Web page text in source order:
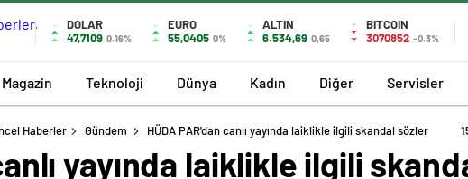
DOLAR
47,7109 0.16%
EURO
55,0405 0%
ALTIN
6.534,69 0,65
BITCOIN
3070852 -0.3%
Magazin Teknoloji Dünya Kadın Diğer Servisler
Haberler Gündem HÜDA PAR'dan canlı yayında laiklikle ilgili skandal sözler
yayında laiklikle ilgili